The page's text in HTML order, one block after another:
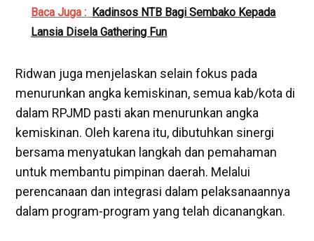
Baca Juga : Kadinsos NTB Bagi Sembako Kepada
Lansia Disela Gathering Fun
Ridwan juga menjelaskan selain fokus pada
menurunkan angka kemiskinan, semua kab/kota di
dalam RPJMD pasti akan menurunkan angka
kemiskinan. Oleh karena itu, dibutuhkan sinergi
bersama menyatukan langkah dan pemahaman
untuk membantu pimpinan daerah. Melalui
perencanaan dan integrasi dalam pelaksanaannya
dalam program-program yang telah dicanangkan.